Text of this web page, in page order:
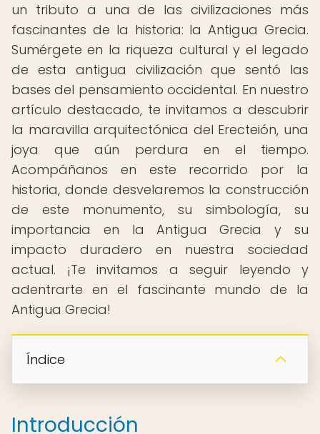
un tributo a una de las civilizaciones más
fascinantes de la historia: la Antigua Grecia.
Sumérgete en la riqueza cultural y el legado
de esta antigua civilización que sentó las
bases del pensamiento occidental. En nuestro
artículo destacado, te invitamos a descubrir
la maravilla arquitectónica del Erecteión, una
joya que aún perdura en el tiempo.
Acompáñanos en este recorrido por la
historia, donde desvelaremos la construcción
de este monumento, su simbología, su
importancia en la Antigua Grecia y su
impacto duradero en nuestra sociedad
actual. ¡Te invitamos a seguir leyendo y
adentrarte en el fascinante mundo de la
Antigua Grecia!
Índice
Introducción